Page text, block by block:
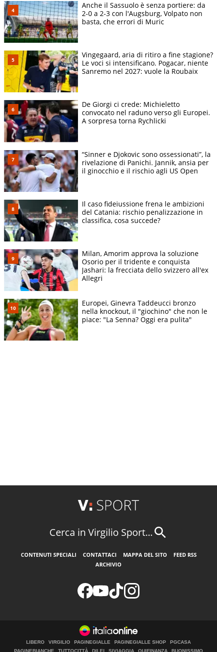
Anche il Sassuolo è senza portiere: da
2-0 a 2-3 con l'Augsburg, Volpato non
basta, che errori di Muric
Vingegaard, aria di ritiro a fine stagione?
Le voci si intensificano. Pogacar, niente
Sanremo nel 2027: vuole la Roubaix
De Giorgi ci crede: Michieletto
convocato nel raduno verso gli Europei.
A sorpresa torna Rychlicki
“Sinner e Djokovic sono ossessionati”, la
rivelazione di Panichi. Jannik, ansia per
il ginocchio e il rischio agli US Open
Il caso fideiussione frena le ambizioni
del Catania: rischio penalizzazione in
classifica, cosa succede?
Milan, Amorim approva la soluzione
Osorio per il tridente e conquista
Jashari: la frecciata dello svizzero all'ex
Allegri
Europei, Ginevra Taddeucci bronzo
nella knockout, il "giochino" che non le
piace: "La Senna? Oggi era pulita"
Cerca in Virgilio Sport...
CONTENUTI SPECIALI CONTATTACI MAPPA DEL SITO
FEED RSS
ARCHIVIO
LIBERO VIRGILIO PAGINEGIALLE PAGINEGIALLE SHOP
PGCASA
PAGINEBIANCHE
TUTTOCITTÀ DILEI SIVIAGGIA QUIFINANZA BUONISSIMO